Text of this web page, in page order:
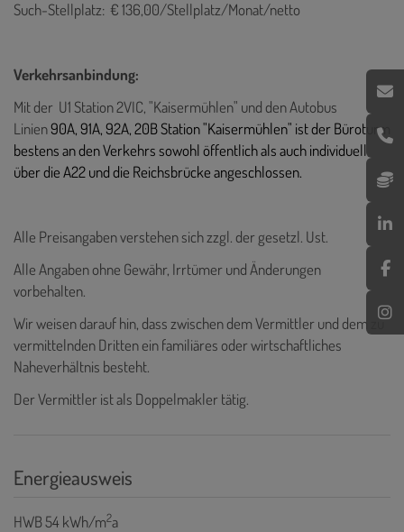
Such-Stellplatz: € 136,00/Stellplatz/Monat/netto
Verkehrsanbindung:
Mit der U1 Station 2VIC, "Kaisermühlen" und den Autobus
Linien90A, 91A, 92A, 20B Station "Kaisermühlen" ist der Büroturm
bestens an den Verkehrs sowohl öffentlich als auch individuell
über die A22 und die Reichsbrücke angeschlossen.
Alle Preisangaben verstehen sich zzgl. der gesetzl. Ust.
Alle Angaben ohne Gewähr, Irrtümer und Änderungen
vorbehalten.
Wir weisen darauf hin, dass zwischen dem Vermittler und dem zu
vermittelnden Dritten ein familiäres oder wirtschaftliches
Naheverhältnis besteht.
Der Vermittler ist als Doppelmakler tätig.
Energieausweis
HWB54 kWh/m2a